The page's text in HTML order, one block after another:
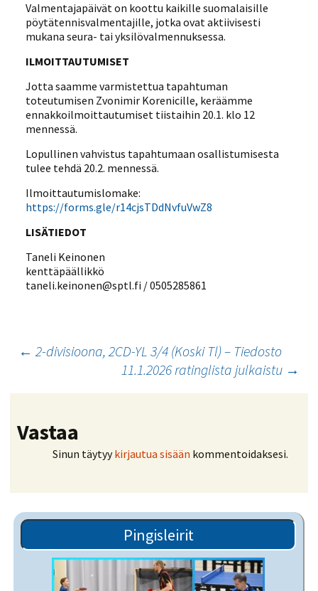
Valmentajapäivät on koottu kaikille suomalaisille
pöytätennisvalmentajille, jotka ovat aktiivisesti
mukana seura- tai yksilövalmennuksessa.
ILMOITTAUTUMISET
Jotta saamme varmistettua tapahtuman
toteutumisen Zvonimir Korenicille, keräämme
ennakkoilmoittautumiset tiistaihin 20.1. klo 12
mennessä.
Lopullinen vahvistus tapahtumaan osallistumisesta
tulee tehdä 20.2. mennessä.
Ilmoittautumislomake:
https://forms.gle/r14cjsTDdNvfuVwZ8
LISÄTIEDOT
Taneli Keinonen
kenttäpäällikkö
taneli.keinonen@sptl.fi / 0505285861
Artikkelien
← 2-divisioona, 2CD-YL 3/4 (Koski Tl) – Tiedosto
11.1.2026 ratinglista julkaistu →
Vastaa
Sinun täytyykirjautua sisään kommentoidaksesi.
Pingisleirit